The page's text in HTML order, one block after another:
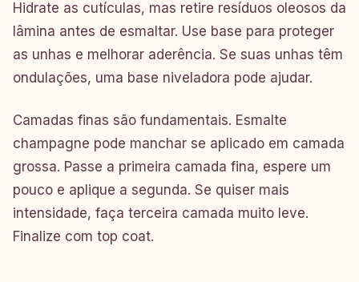
Hidrate as cutículas, mas retire resíduos oleosos da
lâmina antes de esmaltar. Use base para proteger
as unhas e melhorar aderência. Se suas unhas têm
ondulações, uma base niveladora pode ajudar.
Camadas finas são fundamentais. Esmalte
champagne pode manchar se aplicado em camada
grossa. Passe a primeira camada fina, espere um
pouco e aplique a segunda. Se quiser mais
intensidade, faça terceira camada muito leve.
Finalize com top coat.